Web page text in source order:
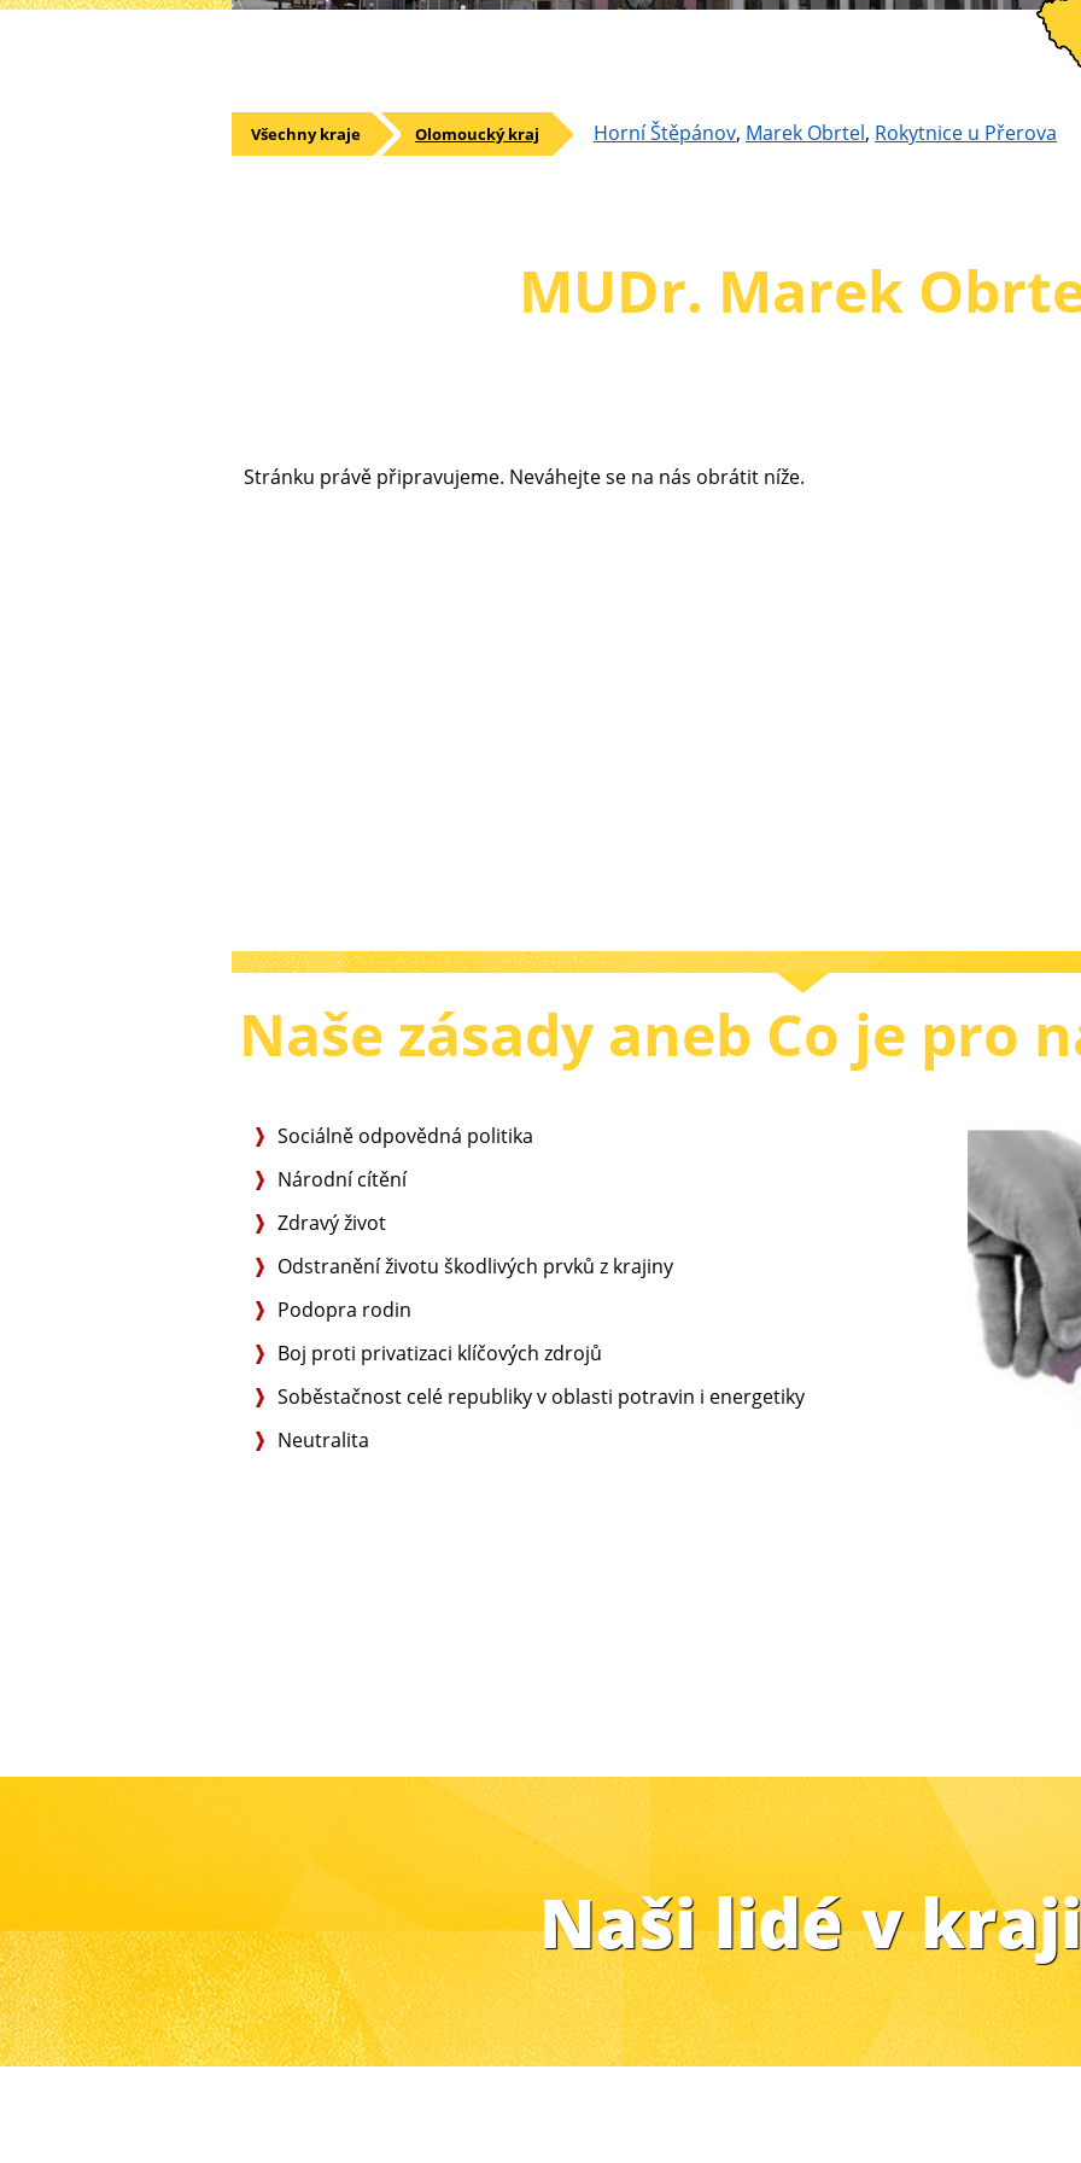
Všechny kraje Olomoucký kraj Horní Štěpánov, Marek Obrtel, Rokytnice u Přerova
MUDr. Marek
Stránku právě připravujeme. Neváhejte se na nás obrátit níže.
Naše zásady aneb Co je pro
Sociálně odpovědná politika
Národní cítění
Zdravý život
Odstranění životu škodlivých prvků z krajiny
Podopra rodin
Boj proti privatizaci klíčových zdrojů
Soběstačnost celé republiky v oblasti potravin i energetiky
Neutralita
Naši lidé v kraji